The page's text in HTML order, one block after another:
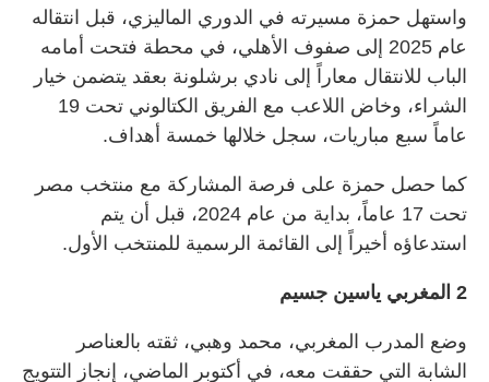
واستهل حمزة مسيرته في الدوري الماليزي، قبل انتقاله
عام 2025 إلى صفوف الأهلي، في محطة فتحت أمامه
الباب للانتقال معاراً إلى نادي برشلونة بعقد يتضمن خيار
الشراء، وخاض اللاعب مع الفريق الكتالوني تحت 19
عاماً سبع مباريات، سجل خلالها خمسة أهداف.
كما حصل حمزة على فرصة المشاركة مع منتخب مصر
تحت 17 عاماً، بداية من عام 2024، قبل أن يتم
استدعاؤه أخيراً إلى القائمة الرسمية للمنتخب الأول.
2 المغربي ياسين جسيم
وضع المدرب المغربي، محمد وهبي، ثقته بالعناصر
الشابة التي حققت معه، في أكتوبر الماضي، إنجاز التتويج